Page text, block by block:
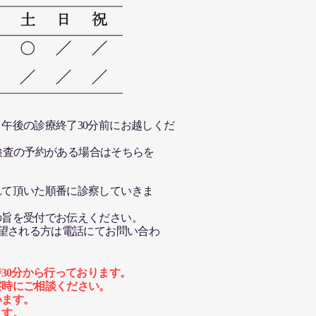
込み)...
後の診療終了30分前にお越しくだ
の予約がある場合はそちらを
頂いた順番に診察していきま
を受付でお伝えください。
される方は電話にてお問い合わ
分から行っております。
にご相談ください。
す。
。